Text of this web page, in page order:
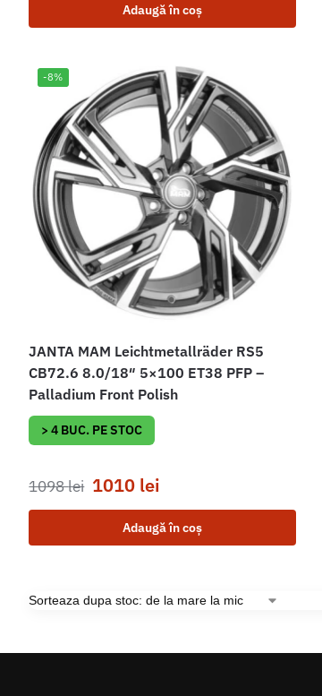
Adaugă în coș
-8%
JANTA MAM Leichtmetallräder RS5
CB72.6 8.0/18″ 5×100 ET38 PFP –
Palladium Front Polish
> 4 BUC. PE STOC
1098lei 1010 lei
Adaugă în coș